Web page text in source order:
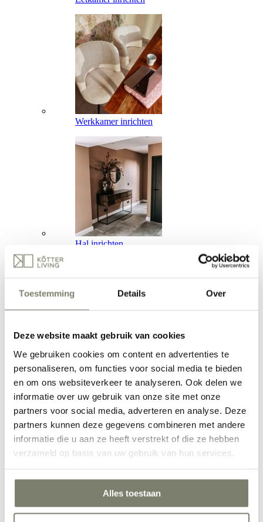
Toestemming Details Over
Deze website maakt gebruik van cookies
We gebruiken cookies om content en advertenties te
personaliseren, om functies voor social media te bieden
en om ons websiteverkeer te analyseren. Ook delen we
informatie over uw gebruik van onze site met onze
partners voor social media, adverteren en analyse. Deze
partners kunnen deze gegevens combineren met andere
informatie die u aan ze heeft verstrekt of die ze hebben
verzameld op basis van uw gebruik van hun services.
Alles toestaan
Werkkamer inrichten
Hal inrichten
Verken alle Ruimtes
Woonstijlen Woonstijlen
Woonstijlen
Japandi interieur
Hotel chic
Stijlvol wonen
Ethno interieur
Verken alle Woonstijlen